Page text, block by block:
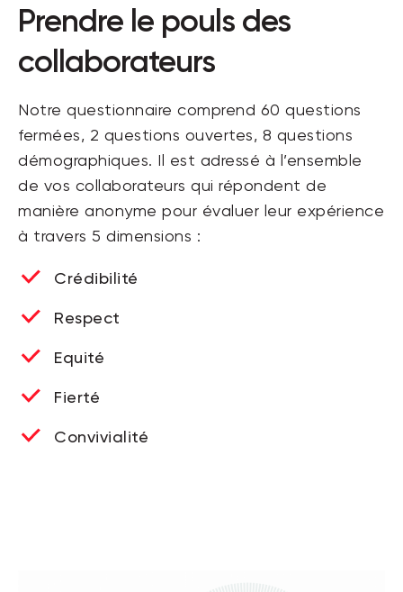
Prendre le pouls des
collaborateurs
Notre questionnaire comprend 60 questions
fermées, 2 questions ouvertes, 8 questions
démographiques. Il est adressé à
l’ensemble
de vos collaborateurs qui répondent de
manière anonyme pour évaluer leur expérience
à travers 5 dimensions :
Crédibilité
Respect
Equité
Fierté
Convivialité